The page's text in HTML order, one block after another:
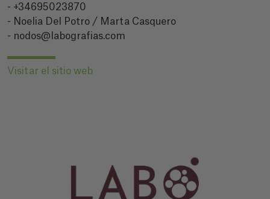
- +34695023870
- Noelia Del Potro / Marta Casquero
- nodos@labografias.com
Visitar el sitio web